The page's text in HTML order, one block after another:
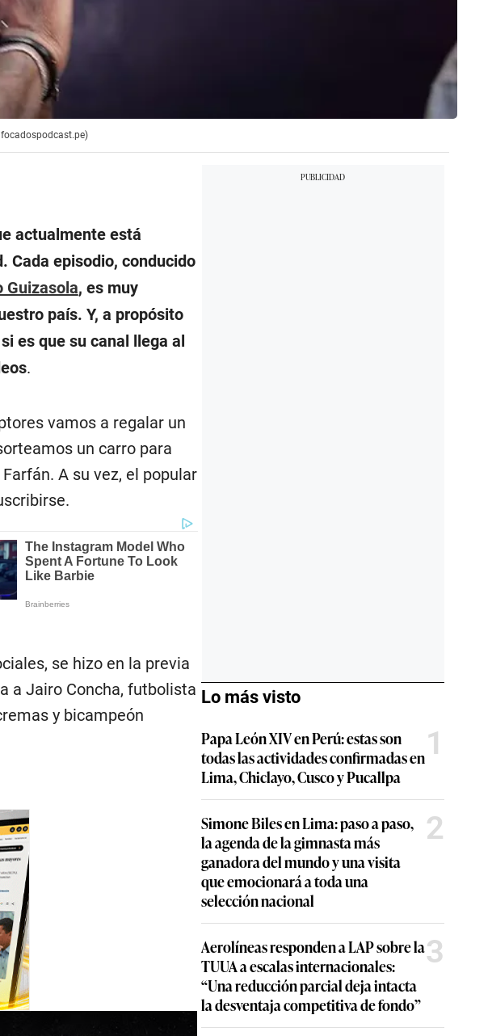
actualmente está
Cada episodio, conducido
Guizasola, es muy
país. Y, a propósito
es que su canal llega al
.
vamos a regalar un
un carro para
A su vez, el popular
se hizo en la previa
a Jairo Concha, futbolista
y bicampeón
Lo más visto
Papa León XIV en Perú: estas son
todas las actividades confirmadas en
Lima, Chiclayo, Cusco y Pucallpa
1
Simone Biles en Lima: paso a paso,
la agenda de la gimnasta más
ganadora del mundo y una visita
que emocionará a toda una
selección nacional
2
Aerolíneas responden a LAP sobre la
TUUA a escalas internacionales:
“Una reducción parcial deja intacta
la desventaja competitiva de fondo”
3